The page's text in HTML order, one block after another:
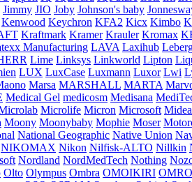
Jimmy JIO Joby Johnson's baby
Kenwood Keychron KFA2 Kicx Kimbo
Kraftmark Kramer Krauler Kromax
Manufacturing LAVA Laxihub
Lime Linksys Linkworld Lipton
LUX LuxCase Luxmann Luxor Lwi
Marsa MARSHALL MARTA
Medical Gel medicosm Medisana
Microlife Micron Microsoft Midea
Moony Moonybaby Mophie Moser
National Geographic Native Union
NIKOMAX Nikon Nilfisk-ALTO Nillkin
Nordland NordMedTech Nothing
Olto Olympus Ombra OMOIKIRI